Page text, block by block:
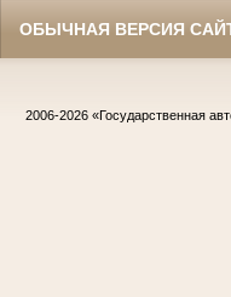
ОБЫЧНАЯ ВЕРСИЯ
2006-2026 «Государственная